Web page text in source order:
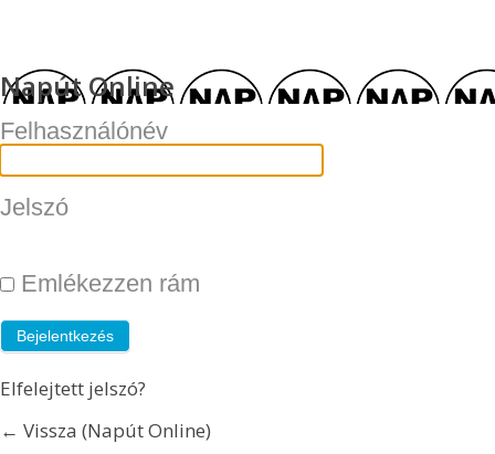
Napút Online
Felhasználónév
Jelszó
Emlékezzen rám
Elfelejtett jelszó?
← Vissza (Napút Online)